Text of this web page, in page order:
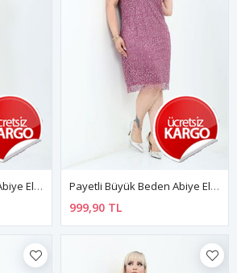
Payetli Büyük Beden Abiye Elbise 43B-2814 Payetli Büyük Beden Abiye Elbise 21C-2813
999,90 TL